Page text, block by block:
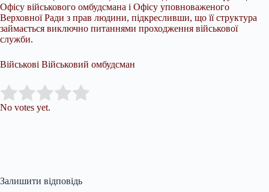
Офісу військового омбудсмана і Офісу уповноваженого
Верховної Ради з прав людини, підкресливши, що її структура
займається виключно питаннями проходження військової
служби.
Військові Військовий омбудсман
Rate this item:
No votes yet.
Залишити відповідь